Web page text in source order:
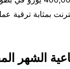
بمثابة ترقية
الشهر